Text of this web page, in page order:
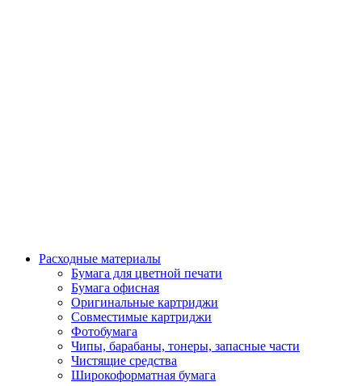
Расходные материалы
Бумага для цветной печати
Бумага офисная
Оригинальные картриджи
Совместимые картриджи
Фотобумага
Чипы, барабаны, тонеры, запасные части
Чистящие средства
Широкоформатная бумага